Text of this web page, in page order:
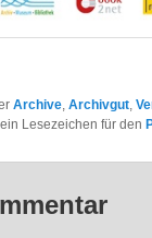
Archive,Archivgut,
Lesezeichen für den